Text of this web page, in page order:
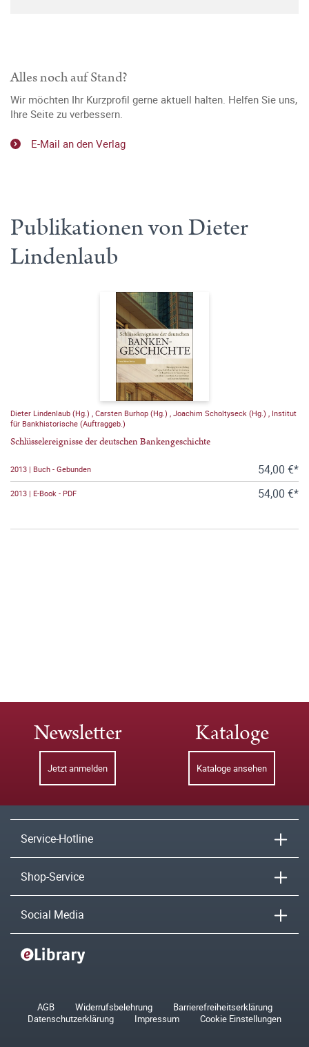
Alles noch auf Stand?
Wir möchten Ihr Kurzprofil gerne aktuell halten. Helfen Sie uns,
Ihre Seite zu verbessern.
E-Mail an den Verlag
Publikationen von Dieter
Lindenlaub
Dieter Lindenlaub (Hg.) Carsten Burhop (Hg.) Joachim Scholtyseck (Hg.)
Institut
für Bankhistorische (Auftraggeb.)
Schlüsselereignisse der deutschen Bankengeschichte
2013 | Buch - Gebunden 54,00 €*
2013 | E-Book - PDF 54,00 €*
Newsletter
Jetzt anmelden
Kataloge
Kataloge ansehen
Service-Hotline
Shop-Service
Social Media
AGB Widerrufsbelehrung
Barrierefreiheitserklärung
Datenschutzerklärung
Impressum Cookie Einstellungen